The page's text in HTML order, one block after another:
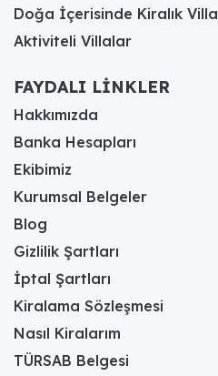
Doğa İçerisinde Kiralık Villa
Aktiviteli Villalar
FAYDALI LİNKLER
Hakkımızda
Banka Hesapları
Ekibimiz
Kurumsal Belgeler
Blog
Gizlilik Şartları
İptal Şartları
Kiralama Sözleşmesi
Nasıl Kiralarım
TÜRSAB Belgesi